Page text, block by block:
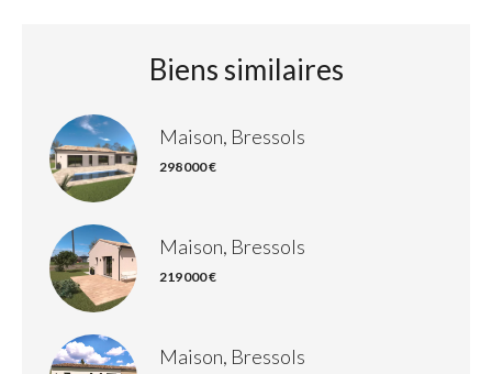
Biens similaires
Maison, Bressols
298 000 €
Maison, Bressols
219 000 €
Maison, Bressols